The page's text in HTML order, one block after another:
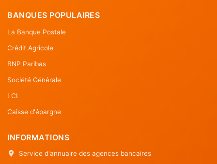
BANQUES POPULAIRES
La Banque Postale
Crédit Agricole
BNP Paribas
Société Générale
LCL
Caisse d'épargne
INFORMATIONS
Service d'annuaire des agences bancaires